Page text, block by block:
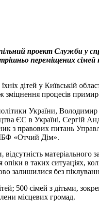
проект Служби у
переміщених сімей
дітей у Київській
процесів
України,
ЄС в Україні, Сергій
з правових питань
«Отчий Дім».
в таких ситуаціях,
залишилися без
500 сімей з дітьми,
місцевих громад.